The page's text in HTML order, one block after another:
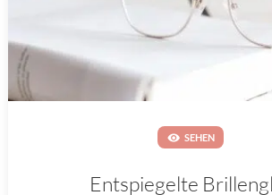
SEHEN
Entspiegelte